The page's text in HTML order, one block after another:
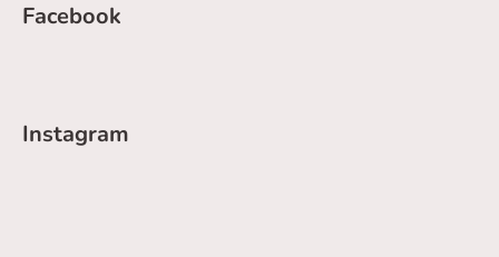
Facebook
Instagram